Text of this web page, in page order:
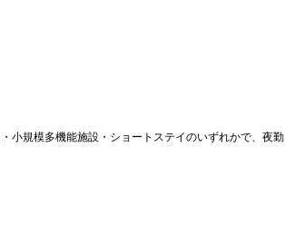
小規模多機能施設・ショートステイのいずれかで、夜勤